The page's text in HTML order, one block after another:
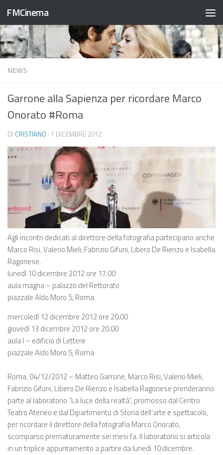
Salta al contenuto
FMCinema
NEWS
Garrone alla Sapienza per ricordare Marco
Onorato #Roma
DI CRISTIANO · 7 DICEMBRE 2012
Agli incontri dedicati al direttore della fotografia partecipano anche
Marco Risi, Valerio Mieli, Fabrizio Gifuni, Libero De Rienzo e Isabella
Ragonese.
lunedì 10 dicembre 2012 ore 17.00
aula magna – palazzo del Rettorato
piazzale Aldo Moro 5, Roma
mercoledì 12 dicembre 2012 ore 20.00
giovedì 13 dicembre 2012 ore 20.00
aula I – edificio di Lettere
piazzale Aldo Moro 5, Roma
Roma, 04/12/2012 – Matteo Garrone, Marco Risi, Valerio Mieli,
Fabrizio Gifuni, Libero De Rienzo e Isabella Ragonese prenderanno
parte al laboratorio “La luce della realtà”, promosso dal Centro
Teatro Ateneo e dal Dipartimento di Storia dell’arte e spettacolo,
per ricordare il direttore della fotografia Marco Onorato,
scomparso prematuramente sei mesi fa. Il laboratorio si articola
in un triplice appuntamento a partire da lunedì 10 dicembre.